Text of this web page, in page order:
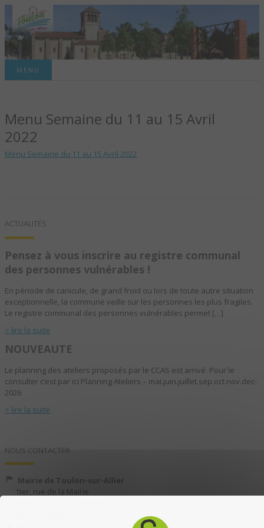
TOULON-SUR-
ALLIER – SITE
OFFICIEL DE LA
MENU
Menu Semaine du 11 au 15 Avril
2022
Menu Semaine du 11 au 15 Avril 2022
ACTUALITÉS
Pensez à vous inscrire au registre communal
des personnes vulnérables !
En période de canicule, de grand froid ou lors de toute autre situation
exceptionnelle, la commune veille sur les personnes les plus fragiles.
Le registre communal des personnes vulnérables permet […]
> lire la suite
NOUVEAUTE
Le planning des ateliers proposés par le CCAS est arrivé. Pour le
consulter c’est par ici Planning Ateliers – mai.juin.juillet.sep.oct.nov.dec-
2026
> lire la suite
NOUS CONTACTER
Mairie de Toulon-sur-Allier
1ter, rue de la Mairie